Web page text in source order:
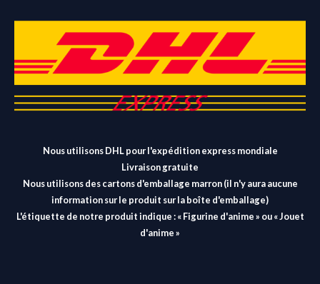
Nous utilisons DHL pour l'expédition express mondiale
Livraison gratuite
Nous utilisons des cartons d'emballage marron (il n'y aura aucune
information sur le produit sur la boîte d'emballage)
L'étiquette de notre produit indique : « Figurine d'anime » ou « Jouet
d'anime »